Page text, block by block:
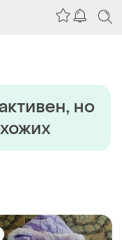
но